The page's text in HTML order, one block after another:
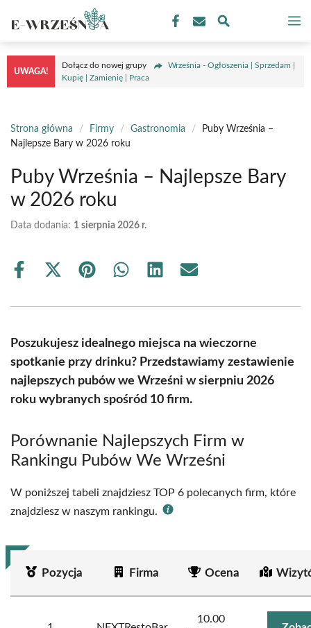
treści
UWAGA!
Dołącz do nowej grupy
Września - Ogłoszenia | Sprzedam |
Kupię | Zamienię | Praca
Strona główna / Firmy / Gastronomia /
Puby Września –
Najlepsze Bary w 2026 roku
Puby Września – Najlepsze Bary
w 2026 roku
Data dodania: 1 sierpnia 2026 r.
Share
Share
(Twitter)
Share Share Share Share
Poszukujesz idealnego miejsca na wieczorne
spotkanie przy drinku? Przedstawiamy zestawienie
najlepszych pubów we Wrześni w sierpniu 2026
roku wybranych spośród 10 firm.
Porównanie Najlepszych Firm w
Rankingu Pubów We Wrześni
W poniższej tabeli znajdziesz TOP 6 polecanych firm, które
znajdziesz w naszym rankingu.
Pozycja Firma Ocena
10.00